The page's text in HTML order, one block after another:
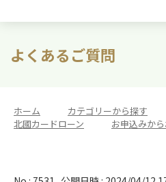
よくあるご質問
ホーム カテゴリーから探す
北國カードローン
お申込みか